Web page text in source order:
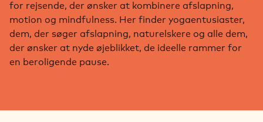
for rejsende, der ønsker at kombinere afslapning,
motion og mindfulness. Her finder yogaentusiaster,
dem, der søger afslapning, naturelskere og alle dem,
der ønsker at nyde øjeblikket, de ideelle rammer for
en beroligende pause.